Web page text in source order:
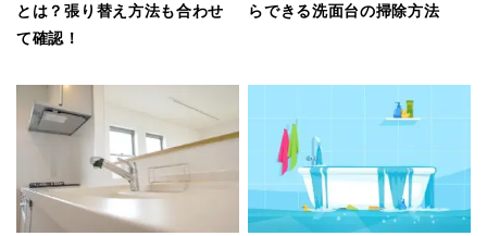
とは？張り替え方法も合わせ
て確認！
らできる洗面台の掃除方法